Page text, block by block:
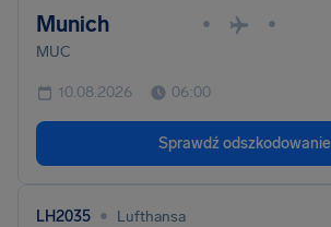
Munich • •
MUC
10.08.2026 06:00
Sprawdź odszkodowanie
LH2035 • Lufthansa